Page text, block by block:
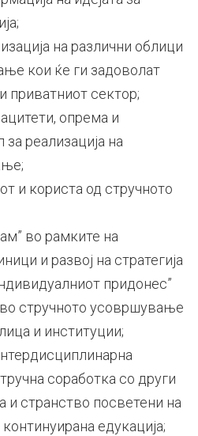
на различни облици
кои ќе ги задоволат
приватниот сектор;
опрема и
реализација на
и користа од стручното
во рамките на
и развој на стратегиjа
придонес”
стручното усовршување
и институции;
соработка со други
и странство посветени на
едукација;